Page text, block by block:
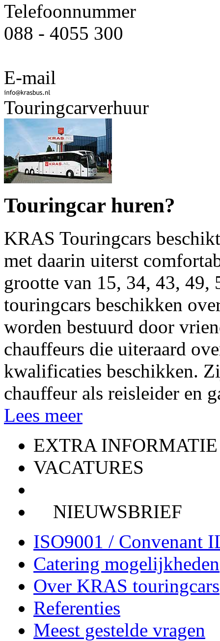
Telefoonnummer
088 - 4055 300
E-mail
Touringcarverhuur
Touringcar huren?
KRAS Touringcars
met daarin uiterst
grootte van 15, 34, 43, 49,
touringcars beschikken
worden bestuurd door
chauffeurs die uiteraard
kwalificaties beschikken.
chauffeur als reisleider en
Lees meer
EXTRA INFORMATIE
VACATURES
NIEUWSBRIEF
ISO9001 / Convenant
Catering mogelijkheden
Over KRAS touringcars
Referenties
Meest gestelde vragen